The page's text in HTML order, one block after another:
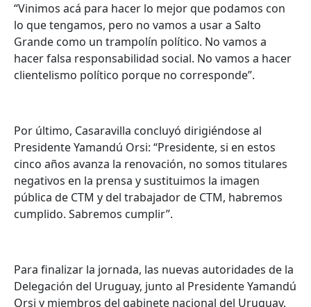
“Vinimos acá para hacer lo mejor que podamos con
lo que tengamos, pero no vamos a usar a Salto
Grande como un trampolín político. No vamos a
hacer falsa responsabilidad social. No vamos a hacer
clientelismo político porque no corresponde”.
Por último, Casaravilla concluyó dirigiéndose al
Presidente Yamandú Orsi: “Presidente, si en estos
cinco años avanza la renovación, no somos titulares
negativos en la prensa y sustituimos la imagen
pública de CTM y del trabajador de CTM, habremos
cumplido. Sabremos cumplir”.
Para finalizar la jornada, las nuevas autoridades de la
Delegación del Uruguay, junto al Presidente Yamandú
Orsi y miembros del gabinete nacional del Uruguay,